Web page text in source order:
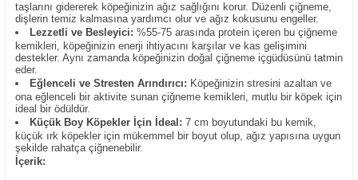
taşlarını gidererek köpeğinizin ağız sağlığını korur. Düzenli çiğneme,
dişlerin temiz kalmasına yardımcı olur ve ağız kokusunu engeller.
Lezzetli ve Besleyici: %55-75 arasında protein içeren bu çiğneme
kemikleri, köpeğinizin enerji ihtiyacını karşılar ve kas gelişimini
destekler. Aynı zamanda köpeğinizin doğal çiğneme içgüdüsünü tatmin
eder.
Eğlenceli ve Stresten Arındırıcı: Köpeğinizin stresini azaltan ve
ona eğlenceli bir aktivite sunan çiğneme kemikleri, mutlu bir köpek için
ideal bir ödüldür.
Küçük Boy Köpekler İçin İdeal: 7 cm boyutundaki bu kemik,
küçük ırk köpekler için mükemmel bir boyut olup, ağız yapısına uygun
şekilde rahatça çiğnenebilir.
İçerik: